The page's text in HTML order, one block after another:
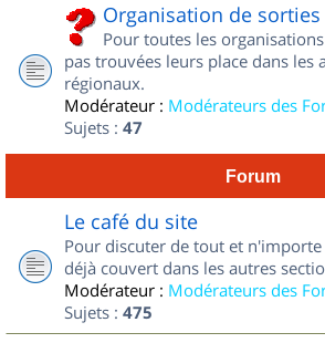
Organisation de
Pour toutes les
pas trouvées leurs place dans les
régionaux.
Modérateur : Modérateurs des
Sujets : 47
Forum
Le café du site
Pour discuter de tout et
déjà couvert dans les autres
Modérateur : Modérateurs des
Sujets : 475